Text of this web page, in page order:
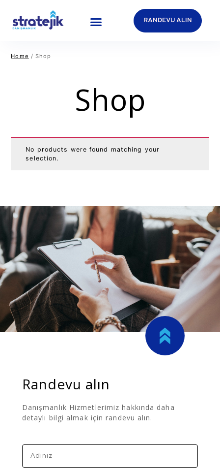
RANDEVU ALIN
Home / Shop
Shop
No products were found matching your
selection.
Randevu alın
Danışmanlık Hizmetlerimiz hakkında daha
detaylı bilgi almak için randevu alın.